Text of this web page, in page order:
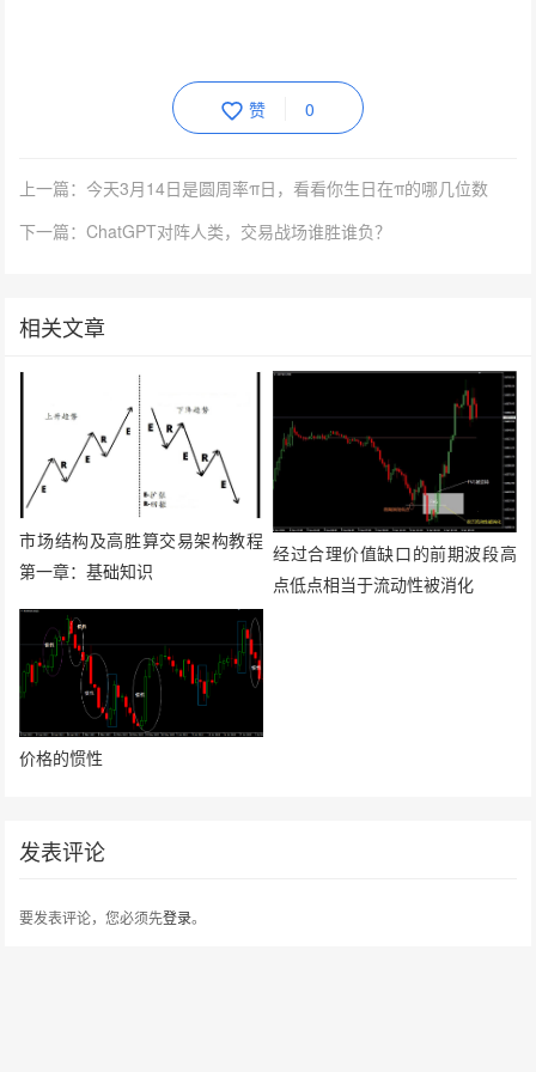
赞 0
上一篇：今天3月14日是圆周率π日，看看你生日在π的哪几位数
下一篇：ChatGPT对阵人类，交易战场谁胜谁负？
相关文章
市场结构及高胜算交易架构教程
第一章：基础知识
经过合理价值缺口的前期波段高
点低点相当于流动性被消化
价格的惯性
发表评论
要发表评论，您必须先登录。